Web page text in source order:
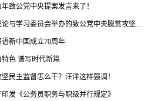
致公党中央提案发言来了！
与学习委员会举办的致公党中央脱贫攻坚…
语新中国成立70周年
特色 谱写时代新篇
民主监督怎么干？汪洋这样强调！
发《公务员职务与职级并行规定》